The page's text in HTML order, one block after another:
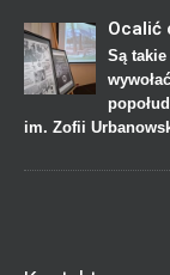
Ocalić
Są
im. Zofii